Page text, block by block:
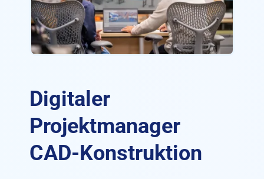
Digitaler
Projektmanager
CAD-Konstruktion